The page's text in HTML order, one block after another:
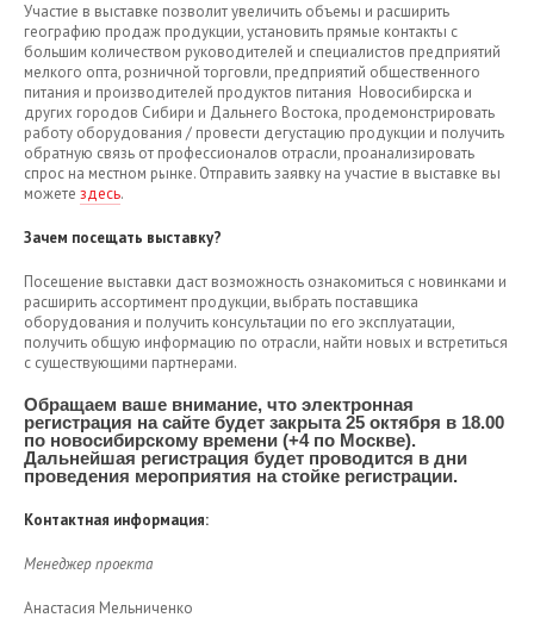
Участие в выставке позволит увеличить объемы и расширить
географию продаж продукции, установить прямые контакты с
большим количеством руководителей и специалистов предприятий
мелкого опта, розничной торговли, предприятий общественного
питания и производителей продуктов питания Новосибирска и
других городов Сибири и Дальнего Востока, продемонстрировать
работу оборудования / провести дегустацию продукции и получить
обратную связь от профессионалов отрасли, проанализировать
спрос на местном рынке. Отправить заявку на участие в выставке вы
можете здесь.
Зачем посещать выставку?
Посещение выставки даст возможность ознакомиться с новинками и
расширить ассортимент продукции, выбрать поставщика
оборудования и получить консультации по его эксплуатации,
получить общую информацию по отрасли, найти новых и встретиться
с существующими партнерами.
Обращаем ваше внимание, что электронная
регистрация на сайте будет закрыта 25 октября в 18.00
по новосибирскому времени (+4 по Москве).
Дальнейшая регистрация будет проводится в дни
проведения мероприятия на стойке регистрации.
Контактная информация:
Менеджер проекта
Анастасия Мельниченко